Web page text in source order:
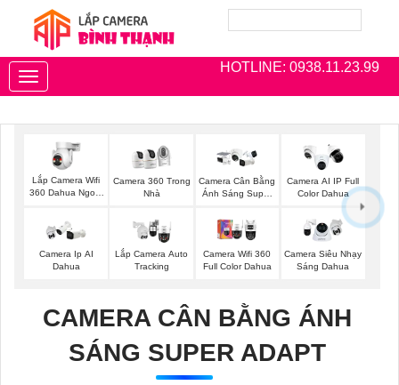
HOTLINE: 0938.11.23.99
Toggle
navigation
Lắp Camera Wifi
360 Dahua Ngoài
Camera 360 Trong
Nhà
Camera Cân Bằng
Ánh Sáng Super
Camera AI IP Full
Color Dahua
Camera Ip AI
Dahua
Lắp Camera Auto
Tracking
Camera Wifi 360
Full Color Dahua
Camera Siêu Nhạy
Sáng Dahua
CAMERA CÂN BẰNG ÁNH
SÁNG SUPER ADAPT